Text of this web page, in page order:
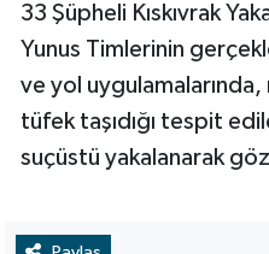
​33 Şüpheli Kıskıvrak
​Yunus Timlerinin
ve yol
tüfek taşıdığı tespit
suçüstü yakalanarak